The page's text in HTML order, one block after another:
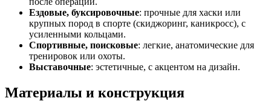
Ездовые, буксировочные: прочные для хаски или
крупных пород в спорте (скиджоринг, каникросс), с
усиленными кольцами.
Спортивные, поисковые: легкие, анатомические для
тренировок или охоты.
Выставочные: эстетичные, с акцентом на дизайн.
Материалы и конструкция